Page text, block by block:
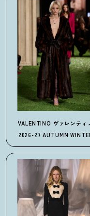
VALENTINO ヴァレンティ
2026-27 AUTUMN